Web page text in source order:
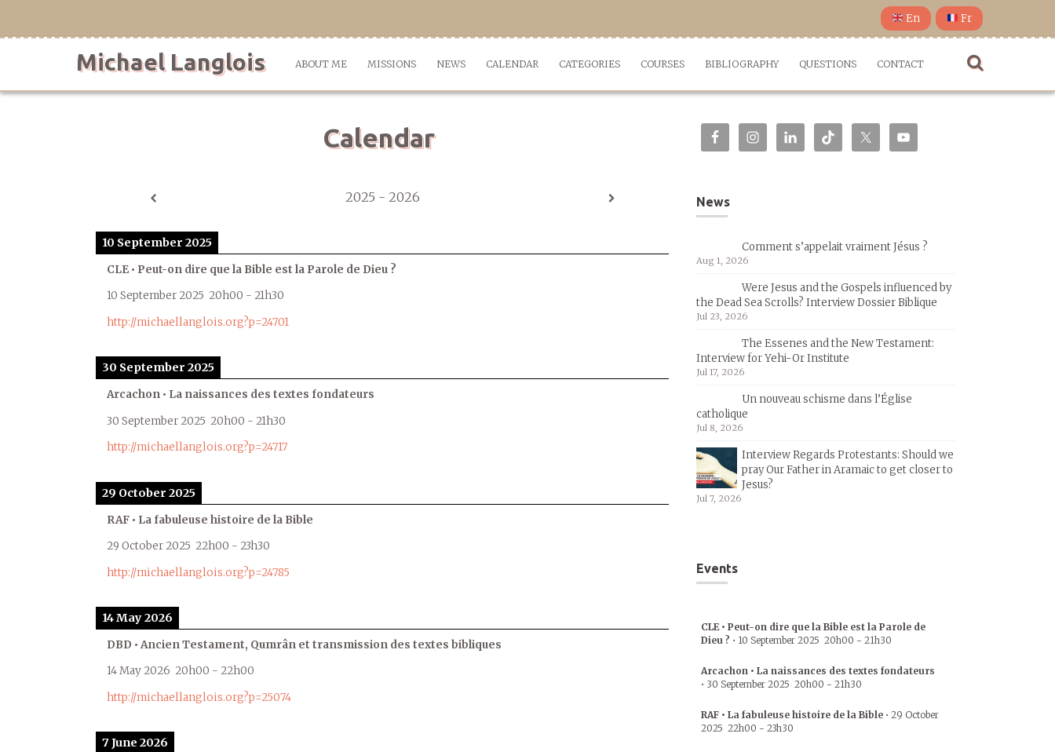
En Fr
Michael Langlois ABOUT ME MISSIONS NEWS CALENDAR CATEGORIES COURSES BIBLIOGRAPHY QUESTIONS CONTACT
Calendar
2025 - 2026
10 September 2025
CLE • Peut-on dire que la Bible est la Parole de Dieu ?
10 September 2025 20h00 - 21h30
http://michaellanglois.org?p=24701
30 September 2025
Arcachon • La naissances des textes fondateurs
30 September 2025 20h00 - 21h30
http://michaellanglois.org?p=24717
29 October 2025
RAF • La fabuleuse histoire de la Bible
29 October 2025 22h00 - 23h30
http://michaellanglois.org?p=24785
14 May 2026
DBD • Ancien Testament, Qumrân et transmission des textes bibliques
14 May 2026 20h00 - 22h00
http://michaellanglois.org?p=25074
7 June 2026
News
Comment s’appelait vraiment Jésus ?
Aug 1, 2026
Were Jesus and the Gospels influenced by
the Dead Sea Scrolls? Interview Dossier Biblique
Jul 23, 2026
The Essenes and the New Testament:
Interview for Yehi-Or Institute
Jul 17, 2026
Un nouveau schisme dans l’Église
catholique
Jul 8, 2026
Interview Regards Protestants: Should we
pray Our Father in Aramaic to get closer to
Jesus?
Jul 7, 2026
Events
CLE • Peut-on dire que la Bible est la Parole de
Dieu ? • 10 September 2025 20h00 - 21h30
Arcachon • La naissances des textes fondateurs
• 30 September 2025 20h00 - 21h30
RAF • La fabuleuse histoire de la Bible • 29 October
2025 22h00 - 23h30